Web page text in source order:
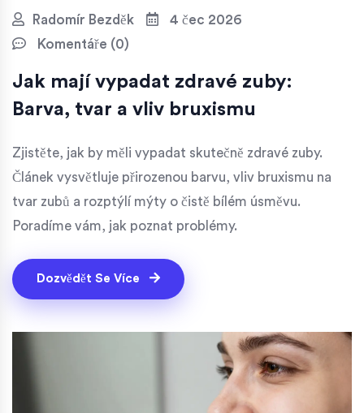
Radomír Bezděk
4 čec 2026
Komentáře (0)
Jak mají vypadat zdravé zuby:
Barva, tvar a vliv bruxismu
Zjistěte, jak by měli vypadat skutečně zdravé zuby.
Článek vysvětluje přirozenou barvu, vliv bruxismu na
tvar zubů a rozptýlí mýty o čistě bílém úsměvu.
Poradíme vám, jak poznat problémy.
Dozvědět Se Více